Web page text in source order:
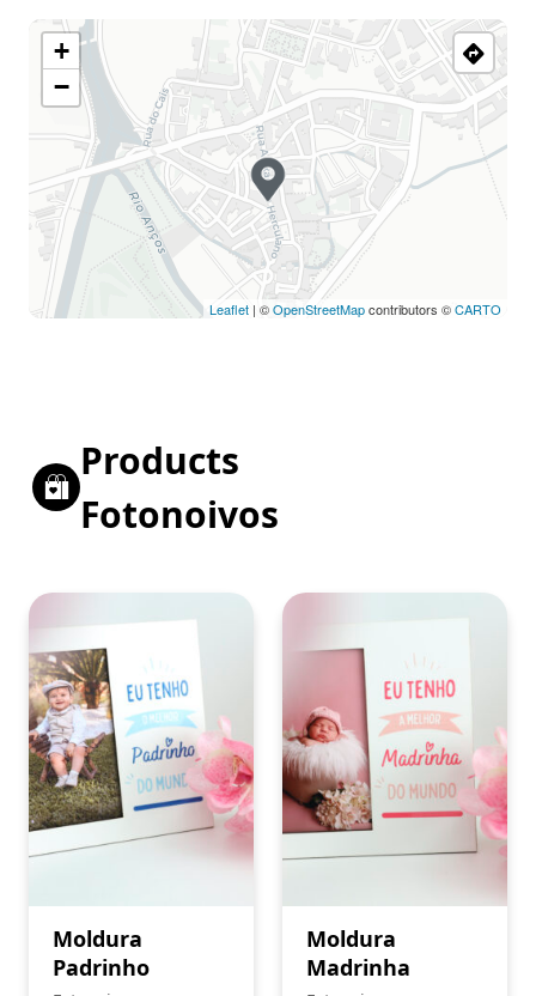
+
−
Leaflet | ©OpenStreetMapcontributors ©CARTO
Products
Fotonoivos
Moldura
Padrinho
Moldura
Madrinha